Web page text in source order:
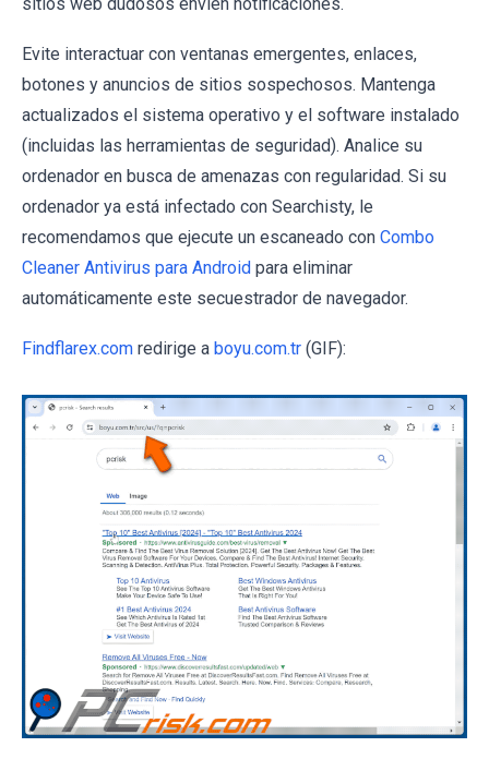
Evite interactuar con ventanas emergentes, enlaces,
botones y anuncios de sitios sospechosos. Mantenga
actualizados el sistema operativo y el software instalado
(incluidas las herramientas de seguridad). Analice su
ordenador en busca de amenazas con regularidad. Si su
ordenador ya está infectado con Searchisty, le
recomendamos que ejecute un escaneado con Combo
Cleaner Antivirus para Android para eliminar
automáticamente este secuestrador de navegador.
Findflarex.com redirige a boyu.com.tr (GIF):